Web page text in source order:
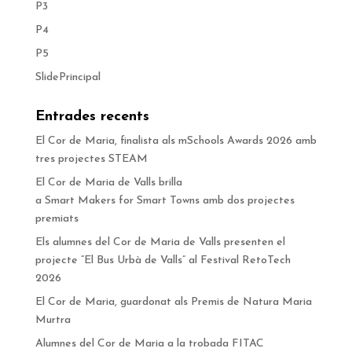
P3
P4
P5
SlidePrincipal
Entrades recents
El Cor de Maria, finalista als mSchools Awards 2026 amb
tres projectes STEAM
El Cor de Maria de Valls brilla
a Smart Makers for Smart Towns amb dos projectes
premiats
Els alumnes del Cor de Maria de Valls presenten el
projecte “El Bus Urbà de Valls” al Festival RetoTech
2026
El Cor de Maria, guardonat als Premis de Natura Maria
Murtra
Alumnes del Cor de Maria a la trobada FITAC